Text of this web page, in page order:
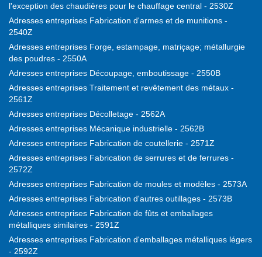
l'exception des chaudières pour le chauffage central - 2530Z
Adresses entreprises Fabrication d'armes et de munitions -
2540Z
Adresses entreprises Forge, estampage, matriçage; métallurgie
des poudres - 2550A
Adresses entreprises Découpage, emboutissage - 2550B
Adresses entreprises Traitement et revêtement des métaux -
2561Z
Adresses entreprises Décolletage - 2562A
Adresses entreprises Mécanique industrielle - 2562B
Adresses entreprises Fabrication de coutellerie - 2571Z
Adresses entreprises Fabrication de serrures et de ferrures -
2572Z
Adresses entreprises Fabrication de moules et modèles - 2573A
Adresses entreprises Fabrication d'autres outillages - 2573B
Adresses entreprises Fabrication de fûts et emballages
métalliques similaires - 2591Z
Adresses entreprises Fabrication d'emballages métalliques légers
- 2592Z